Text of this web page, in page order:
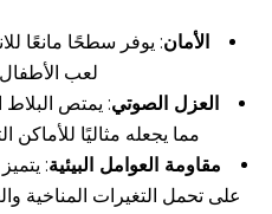
الأمان: يوفر سطحًا مانعًا
لعب
العزل الصوتي: يمتص
مما يجعله مثاليًا
مقاومة العوامل البيئية:
على تحمل التغيرات المناخية